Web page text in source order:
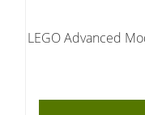
LEGO Advanced